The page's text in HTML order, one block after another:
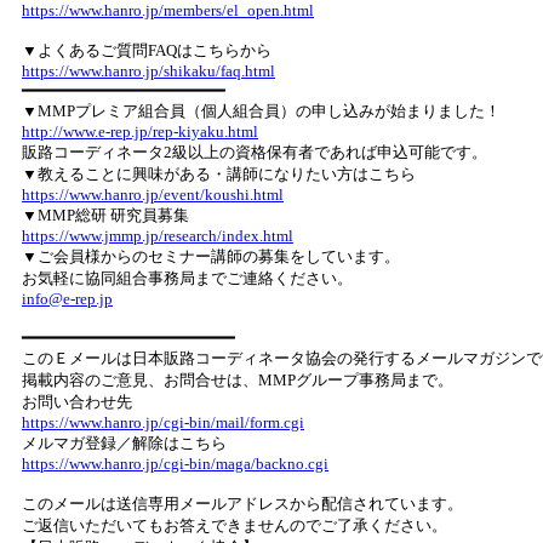
https://www.hanro.jp/members/el_open.html
▼よくあるご質問FAQはこちらから
https://www.hanro.jp/shikaku/faq.html
━━━━━━━━━━━━━━━━━━━━━
▼MMPプレミア組合員（個人組合員）の申し込みが始まりました！
http://www.e-rep.jp/rep-kiyaku.html
販路コーディネータ2級以上の資格保有者であれば申込可能です。
▼教えることに興味がある・講師になりたい方はこちら
https://www.hanro.jp/event/koushi.html
▼MMP総研 研究員募集
https://www.jmmp.jp/research/index.html
▼ご会員様からのセミナー講師の募集をしています。
お気軽に協同組合事務局までご連絡ください。
info@e-rep.jp
━━━━━━━━━━━━━━━━━━━━━━
このＥメールは日本販路コーディネータ協会の発行するメールマガジン
掲載内容のご意見、お問合せは、MMPグループ事務局まで。
お問い合わせ先
https://www.hanro.jp/cgi-bin/mail/form.cgi
メルマガ登録／解除はこちら
https://www.hanro.jp/cgi-bin/maga/backno.cgi
このメールは送信専用メールアドレスから配信されています。
ご返信いただいてもお答えできませんのでご了承ください。